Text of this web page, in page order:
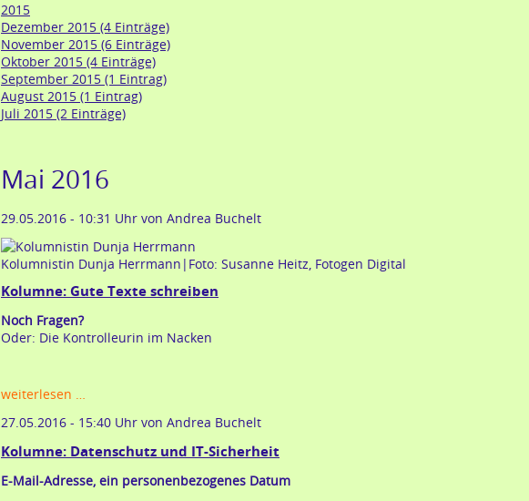
2015
Dezember 2015 (4 Einträge)
November 2015 (6 Einträge)
Oktober 2015 (4 Einträge)
September 2015 (1 Eintrag)
August 2015 (1 Eintrag)
Juli 2015 (2 Einträge)
Mai 2016
29.05.2016 - 10:31 Uhr von Andrea Buchelt
Kolumnistin Dunja Herrmann|Foto: Susanne Heitz, Fotogen Digital
Kolumne: Gute Texte schreiben
Noch Fragen?
Oder: Die Kontrolleurin im Nacken
weiterlesen …
texte
schreiben
27.05.2016 - 15:40 Uhr von Andrea Buchelt
Kolumne: Datenschutz und IT-Sicherheit
E-Mail-Adresse, ein personenbezogenes Datum